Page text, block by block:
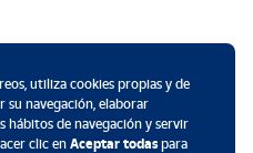
utiliza cookies propias y de
navegación, elaborar
hábitos de navegación y servir
clic en Aceptar todaspara